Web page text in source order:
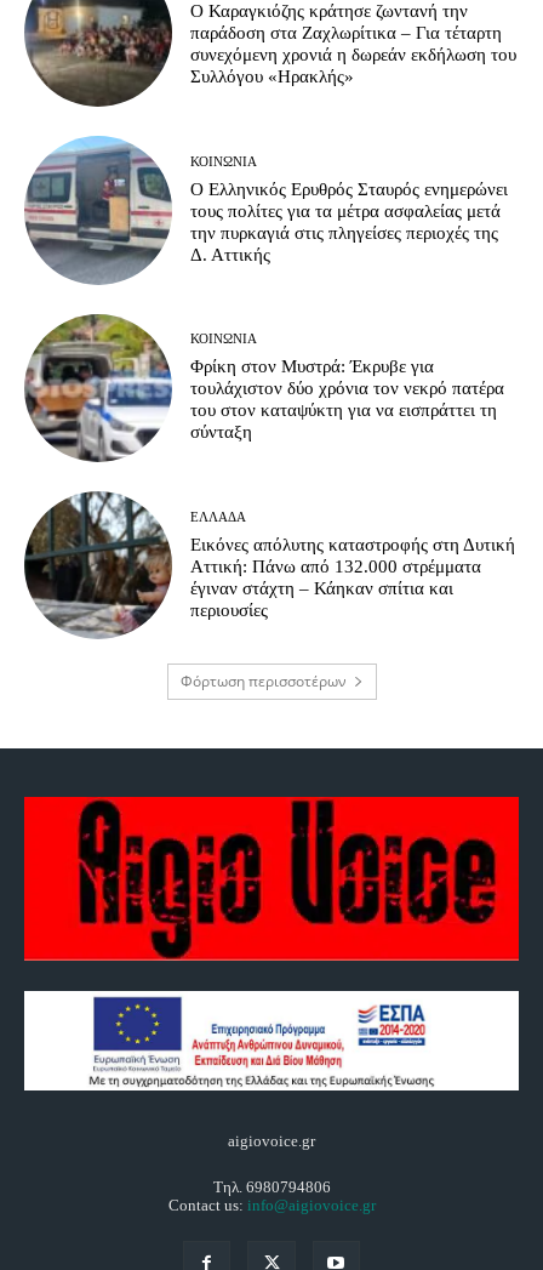
Ο Καραγκιόζης κράτησε ζωντανή την
παράδοση στα Ζαχλωρίτικα – Για τέταρτη
συνεχόμενη χρονιά η δωρεάν εκδήλωση του
Συλλόγου «Ηρακλής»
ΚΟΙΝΩΝΊΑ
Ο Ελληνικός Ερυθρός Σταυρός ενημερώνει
τους πολίτες για τα μέτρα ασφαλείας μετά
την πυρκαγιά στις πληγείσες περιοχές της
Δ. Αττικής
ΚΟΙΝΩΝΊΑ
Φρίκη στον Μυστρά: Έκρυβε για
τουλάχιστον δύο χρόνια τον νεκρό πατέρα
του στον καταψύκτη για να εισπράττει τη
σύνταξη
ΕΛΛΆΔΑ
Εικόνες απόλυτης καταστροφής στη Δυτική
Αττική: Πάνω από 132.000 στρέμματα
έγιναν στάχτη – Κάηκαν σπίτια και
περιουσίες
Φόρτωση περισσοτέρων
aigiovoice.gr
Τηλ. 6980794806
Contact us: info@aigiovoice.gr